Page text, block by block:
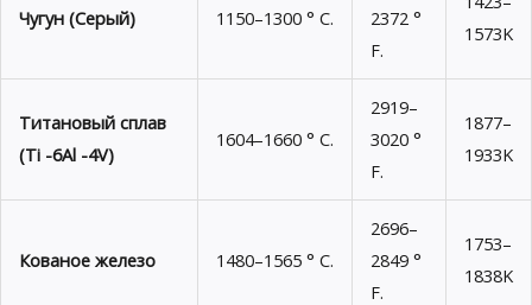
Чугун (Серый) 1150–1300 ° C.
2372 °
F.
1573K
Титановый сплав
(Ti -6Al -4V)
1604–1660 ° C.
2919–
3020 °
F.
1877–
1933K
Кованое железо 1480–1565 ° C.
2696–
2849 °
F.
1753–
1838K